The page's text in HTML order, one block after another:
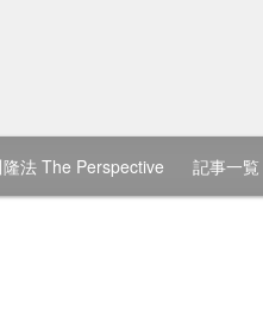
隆法 The Perspective 記事一覧